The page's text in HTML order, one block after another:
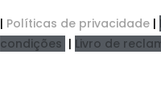
| Políticas de privacidade|
condições | Livro de